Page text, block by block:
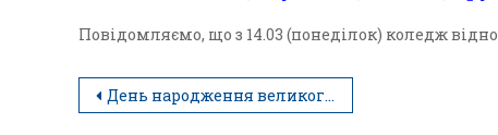
Повідомляємо, що з 14.03 (понеділок) коледж
День народження великого сина України, Тараса Григоровича Шевченка